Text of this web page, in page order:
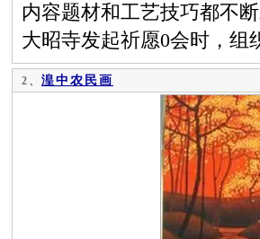
内容题材和工艺技巧都不
大昭寺发起祈愿0会时，
2、 湟中农民画